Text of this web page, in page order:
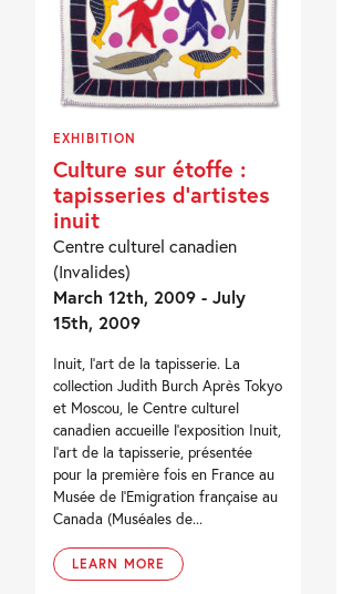
EXHIBITION
Culture sur étoffe :
tapisseries d’artistes
inuit
Centre culturel canadien
(Invalides)
March 12th, 2009 - July
15th, 2009
Inuit, l’art de la tapisserie. La
collection Judith Burch Après Tokyo
et Moscou, le Centre culturel
canadien accueille l’exposition Inuit,
l’art de la tapisserie, présentée
pour la première fois en France au
Musée de l’Emigration française au
Canada (Muséales de...
LEARN MORE